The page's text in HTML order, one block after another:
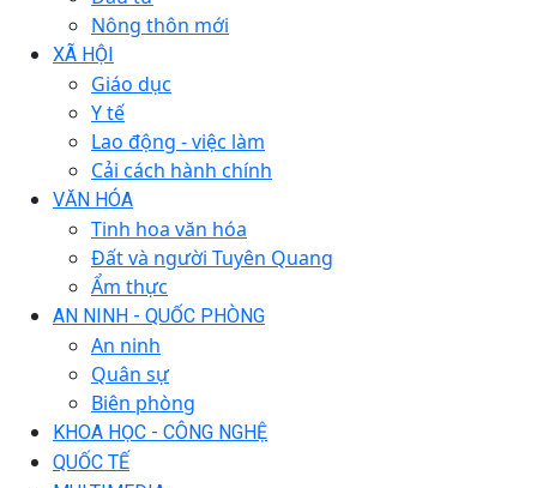
Nông thôn mới
XÃ HỘI
Giáo dục
Y tế
Lao động - việc làm
Cải cách hành chính
VĂN HÓA
Tinh hoa văn hóa
Đất và người Tuyên Quang
Ẩm thực
AN NINH - QUỐC PHÒNG
An ninh
Quân sự
Biên phòng
KHOA HỌC - CÔNG NGHỆ
QUỐC TẾ